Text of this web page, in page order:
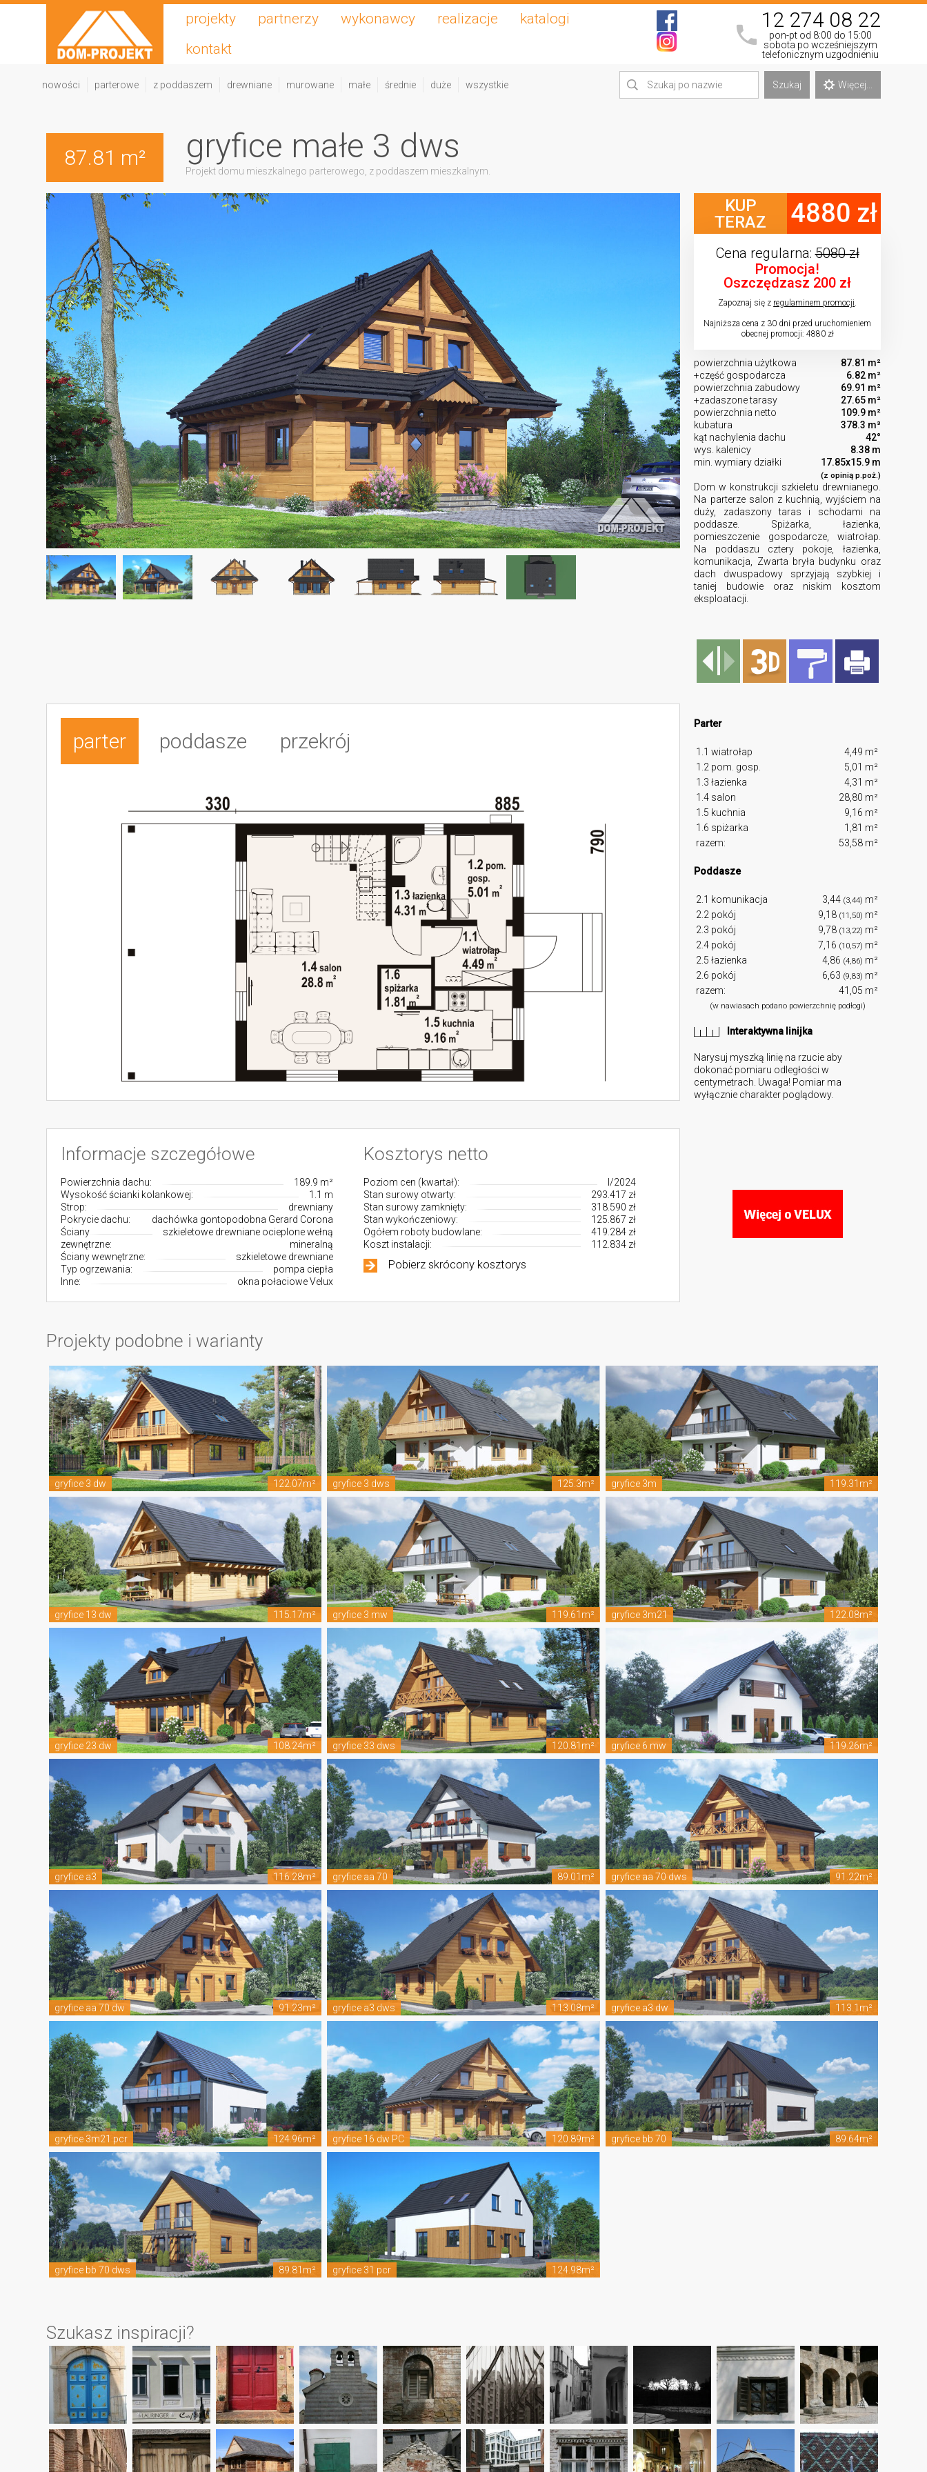
projekty partnerzy wykonawcy realizacje
katalogi
kontakt
12 274 08 22
pon-pt od 8:00 do 15:00
sobota po wcześniejszym
telefonicznym uzgodnieniu
nowości parterowe z poddaszem drewniane murowane małe średnie duże wszystkie Szukaj Więcej...
87.81 m² gryfice małe 3 dws
Projekt domu mieszkalnego parterowego, z poddaszem mieszkalnym.
KUP
TERAZ
4880 zł
Cena regularna:5080 zł
Promocja!
Oszczędzasz 200 zł
Zapoznaj się z regulaminem promocji.
Najniższa cena z 30 dni przed uruchomieniem
obecnej promocji: 4880 zł
powierzchnia użytkowa
87.81 m²
+część gospodarcza
6.82 m²
powierzchnia zabudowy
69.91 m²
+zadaszone tarasy
27.65 m²
powierzchnia netto
109.9 m²
kubatura
378.3 m³
kąt nachylenia dachu
42°
wys. kalenicy
8.38 m
min. wymiary działki
17.85x15.9 m
(z opinią p.poż.)
Dom w konstrukcji szkieletu drewnianego.
Na parterze salon z kuchnią, wyjściem na
duży, zadaszony taras i schodami na
poddasze. Spiżarka, łazienka,
pomieszczenie gospodarcze, wiatrołap.
Na poddaszu cztery pokoje, łazienka,
komunikacja, Zwarta bryła budynku oraz
dach dwuspadowy sprzyjają szybkiej i
taniej budowie oraz niskim kosztom
eksploatacji.
parter poddasze przekrój
Parter
1.1 wiatrołap
4,49 m²
1.2 pom. gosp.
5,01 m²
1.3 łazienka
4,31 m²
1.4 salon
28,80 m²
1.5 kuchnia
9,16 m²
1.6 spiżarka
1,81 m²
razem:
53,58 m²
Poddasze
2.1 komunikacja 3,44 (3,44) m²
2.2 pokój
9,18 (11,50) m²
2.3 pokój
9,78 (13,22) m²
2.4 pokój
7,16 (10,57) m²
2.5 łazienka
4,86 (4,86) m²
2.6 pokój
6,63 (9,83) m²
razem:
41,05 m²
(w nawiasach podano powierzchnię podłogi)
Interaktywna linijka
Narysuj myszką linię na rzucie aby
dokonać pomiaru odległości w
centymetrach. Uwaga! Pomiar ma
wyłącznie charakter poglądowy.
Informacje szczegółowe
Powierzchnia dachu:
189.9 m²
Wysokość ścianki kolankowej:
1.1 m
Strop:
drewniany
Pokrycie dachu:
dachówka gontopodobna Gerard Corona
Ściany
zewnętrzne:
szkieletowe drewniane ocieplone wełną
mineralną
Ściany wewnętrzne:
szkieletowe drewniane
Typ ogrzewania:
pompa ciepła
Inne:
okna połaciowe Velux
Kosztorys netto
Poziom cen (kwartał):
I/2024
Stan surowy otwarty:
293.417 zł
Stan surowy zamknięty:
318.590 zł
Stan wykończeniowy:
125.867 zł
Ogółem roboty budowlane:
419.284 zł
Koszt instalacji:
112.834 zł
Pobierz skrócony kosztorys
Projekty podobne i warianty
gryfice 3 dw 122.07m² gryfice 3 dws 125.3m² gryfice 3m 119.31m²
gryfice 13 dw 115.17m² gryfice 3 mw 119.61m² gryfice 3m21 122.08m²
gryfice 23 dw 108.24m² gryfice 33 dws 120.81m² gryfice 6 mw 119.26m²
gryfice a3 116.28m² gryfice aa 70 89.01m² gryfice aa 70 dws 91.22m²
gryfice aa 70 dw 91.23m² gryfice a3 dws 113.08m² gryfice a3 dw 113.1m²
gryfice 3m21 pcr 124.96m² gryfice 16 dw PC 120.89m² gryfice bb 70 89.64m²
gryfice bb 70 dws 89.81m² gryfice 31 pcr 124.98m²
Szukasz inspiracji?